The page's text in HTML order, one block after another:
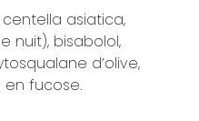
asiatica,
nuit), bisabolol,
d’olive,
en fucose.